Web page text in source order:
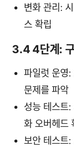
변화 관리:
스 확립
3.4 4단계:
파일럿 운영:
문제를 파악
성능 테스트
화 오버헤드
보안 테스트: